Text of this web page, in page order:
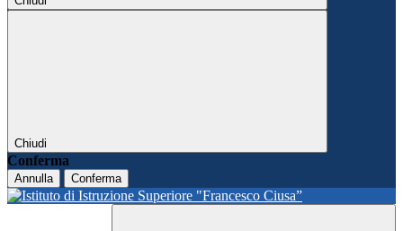
Chiudi
Conferma
Annulla Conferma